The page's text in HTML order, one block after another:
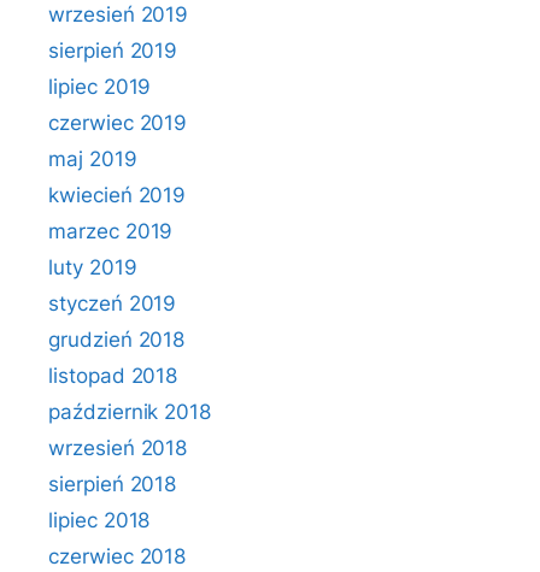
wrzesień 2019
sierpień 2019
lipiec 2019
czerwiec 2019
maj 2019
kwiecień 2019
marzec 2019
luty 2019
styczeń 2019
grudzień 2018
listopad 2018
październik 2018
wrzesień 2018
sierpień 2018
lipiec 2018
czerwiec 2018